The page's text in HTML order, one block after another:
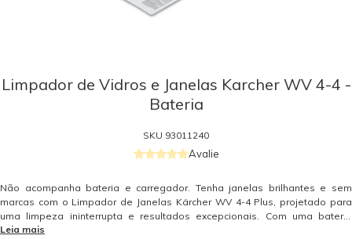
Limpador de Vidros e Janelas Karcher WV 4-4 -
Bateria
SKU 93011240
Avalie
Não acompanha bateria e carregador. Tenha janelas brilhantes e sem
marcas com o Limpador de Janelas Kärcher WV 4-4 Plus, projetado para
uma limpeza ininterrupta e resultados excepcionais. Com uma bateria
intercambiável de 4V (vendida separadamente), este limpador oferece
Leia mais